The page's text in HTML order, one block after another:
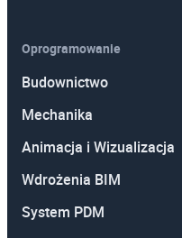
Oprogramowanie
Budownictwo
Mechanika
Animacja i Wizualizacja
Wdrożenia BIM
System PDM
Autodesk
Autodesk Robot
Autodesk
Autodesk Vault
Autodesk Vault